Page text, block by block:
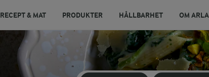
RECEPT & MAT PRODUKTER HÅLLBARHET OM ARLA